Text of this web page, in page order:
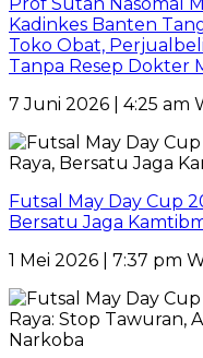
Kadinkes Banten
Toko Obat,
Tanpa Resep Dokter
7 Juni 2026 | 4:25 am
Futsal May Day Cup
Bersatu Jaga
1 Mei 2026 | 7:37 pm